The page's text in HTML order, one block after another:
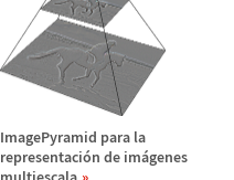
ImagePyramid para la
representación de imágenes